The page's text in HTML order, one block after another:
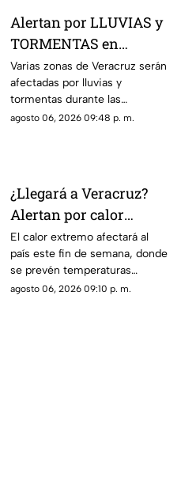
Alertan por LLUVIAS y
TORMENTAS en
Veracruz durante las
próximas horas; estas
serán las ZONAS
AFECTADAS
Varias zonas de Veracruz serán
afectadas por lluvias y
tormentas durante las
próximas horas, de acuerdo
agosto 06, 2026 09:48 p. m.
¿Llegará a Veracruz?
Alertan por calor
EXTREMO de hasta 48
grados; esto se sabe
El calor extremo afectará al
país este fin de semana, donde
se prevén temperaturas
máximas de hasta 48 grados
agosto 06, 2026 09:10 p. m.